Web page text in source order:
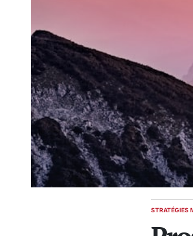
POSTED
STRATÉGIES